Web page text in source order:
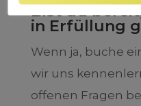
Bist du
in Erfüllung
Wenn ja, buche
wir uns
offenen Fragen